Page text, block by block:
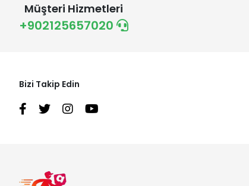
Müşteri Hizmetleri
+902125657020
Bizi Takip Edin